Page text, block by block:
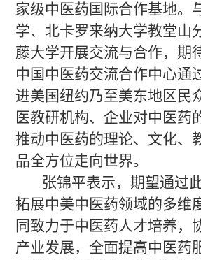
家级中医药国际合作基地。
学、北卡罗来纳大学教堂山
藤大学开展交流与合作，期
中国中医药交流合作中心通
进美国纽约乃至美东地区民
医教研机构、企业对中医药
推动中医药的理论、文化、
品全方位走向世界。
张锦平表示，期望通过
拓展中美中医药领域的多维
同致力于中医药人才培养，
产业发展，全面提高中医药